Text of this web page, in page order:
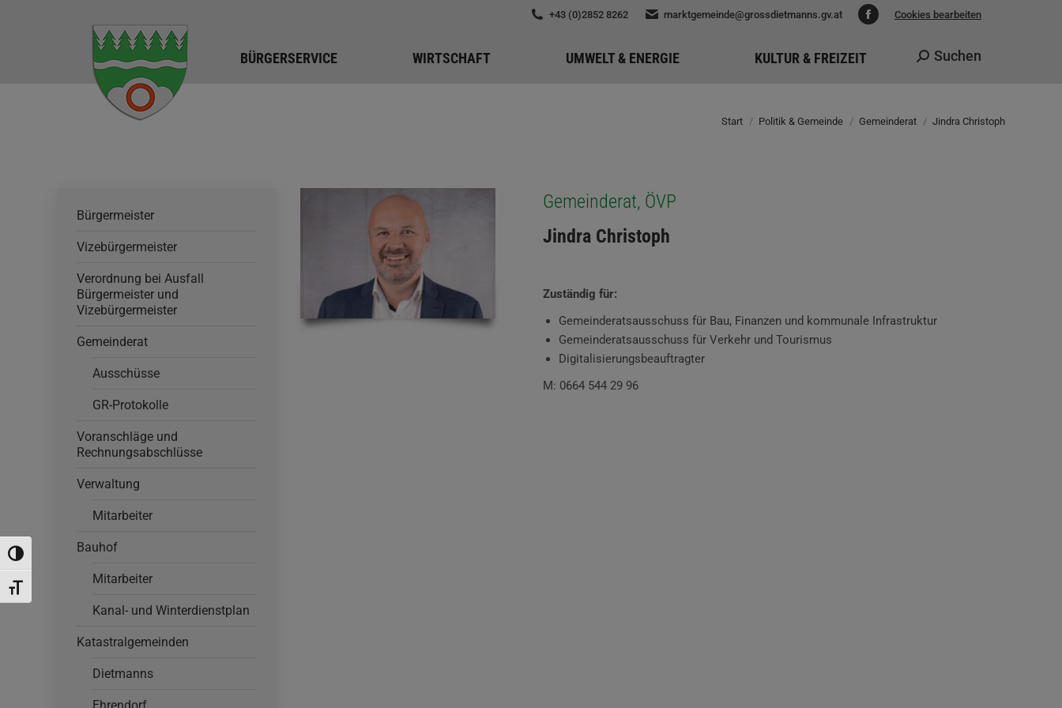
Umschalten auf hohe Kontraste
Schrift vergrößern
+43 (0)2852 8262 marktgemeinde@grossdietmanns.gv.at
Facebook
window
Cookies bearbeiten
BÜRGERSERVICE WIRTSCHAFT UMWELT & ENERGIE KULTUR & FREIZEIT Search:
Suchen
Sie befinden sich hier:
Start Politik & Gemeinde Gemeinderat Jindra Christoph
Bürgermeister
Vizebürgermeister
Verordnung bei Ausfall
Bürgermeister und
Vizebürgermeister
Gemeinderat
Ausschüsse
GR-Protokolle
Voranschläge und
Rechnungsabschlüsse
Verwaltung
Mitarbeiter
Bauhof
Mitarbeiter
Kanal- und Winterdienstplan
Katastralgemeinden
Dietmanns
Gemeinderat, ÖVP
Jindra Christoph
Zuständig für:
Gemeinderatsausschuss für Bau, Finanzen und kommunale Infrastruktur
Gemeinderatsausschuss für Verkehr und Tourismus
Digitalisierungsbeauftragter
M: 0664 544 29 96